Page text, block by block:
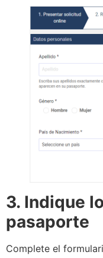
3. Indique
pasaporte
Complete el